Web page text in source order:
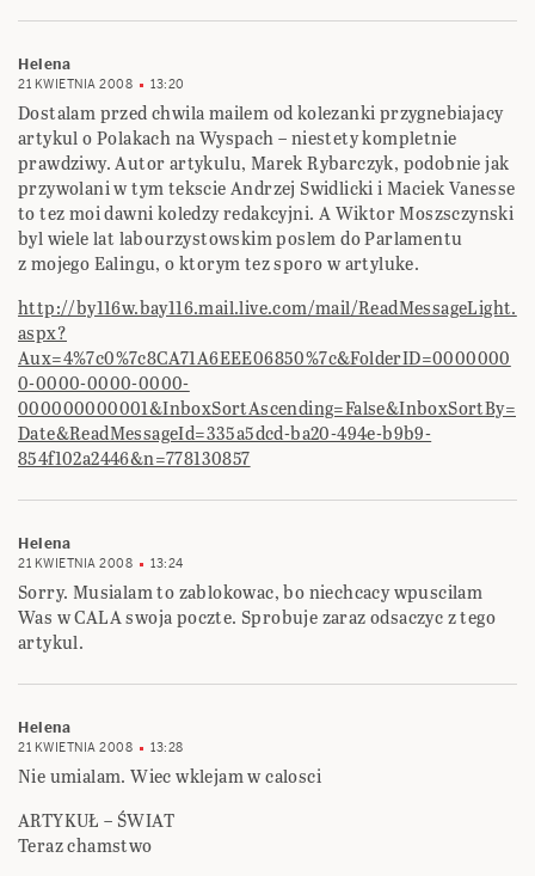
Helena
21 KWIETNIA 2008 13:20
Dostalam przed chwila mailem od kolezanki przygnebiajacy
artykul o Polakach na Wyspach – niestety kompletnie
prawdziwy. Autor artykulu, Marek Rybarczyk, podobnie jak
przywolani w tym tekscie Andrzej Swidlicki i Maciek Vanesse
to tez moi dawni koledzy redakcyjni. A Wiktor Moszsczynski
byl wiele lat labourzystowskim poslem do Parlamentu
z mojego Ealingu, o ktorym tez sporo w artyluke.
http://by116w.bay116.mail.live.com/mail/ReadMessageLight.
aspx?
Aux=4%7c0%7c8CA71A6EEE06850%7c&FolderID=0000000
0-0000-0000-0000-
000000000001&InboxSortAscending=False&InboxSortBy=
Date&ReadMessageId=335a5dcd-ba20-494e-b9b9-
854f102a2446&n=778130857
Helena
21 KWIETNIA 2008 13:24
Sorry. Musialam to zablokowac, bo niechcacy wpuscilam
Was w CALA swoja poczte. Sprobuje zaraz odsaczyc z tego
artykul.
Helena
21 KWIETNIA 2008 13:28
Nie umialam. Wiec wklejam w calosci
ARTYKUŁ – ŚWIAT
Teraz chamstwo